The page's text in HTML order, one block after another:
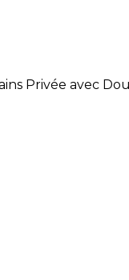
Privée avec